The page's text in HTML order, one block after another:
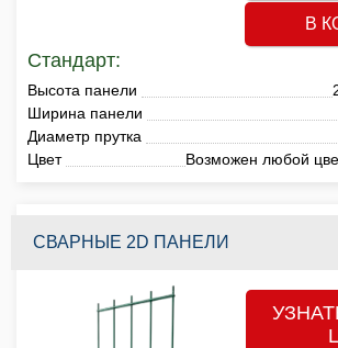
В
Стандарт:
Высота панели
Ширина панели
Диаметр прутка
Цвет
Возможен любой
СВАРНЫЕ 2D ПАНЕЛИ